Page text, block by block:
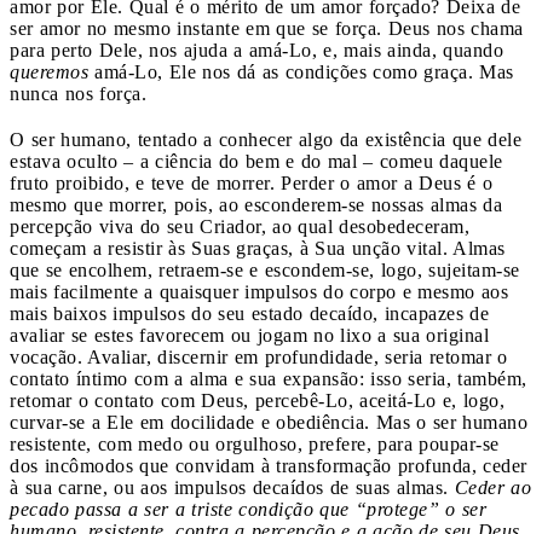
amor por Ele. Qual é o mérito de um amor forçado? Deixa de
ser amor no mesmo instante em que se força. Deus nos chama
para perto Dele, nos ajuda a amá-Lo, e, mais ainda, quando
queremos amá-Lo, Ele nos dá as condições como graça. Mas
nunca nos força.
O ser humano, tentado a conhecer algo da existência que dele
estava oculto – a ciência do bem e do mal – comeu daquele
fruto proibido, e teve de morrer. Perder o amor a Deus é o
mesmo que morrer, pois, ao esconderem-se nossas almas da
percepção viva do seu Criador, ao qual desobedeceram,
começam a resistir às Suas graças, à Sua unção vital. Almas
que se encolhem, retraem-se e escondem-se, logo, sujeitam-se
mais facilmente a quaisquer impulsos do corpo e mesmo aos
mais baixos impulsos do seu estado decaído, incapazes de
avaliar se estes favorecem ou jogam no lixo a sua original
vocação. Avaliar, discernir em profundidade, seria retomar o
contato íntimo com a alma e sua expansão: isso seria, também,
retomar o contato com Deus, percebê-Lo, aceitá-Lo e, logo,
curvar-se a Ele em docilidade e obediência. Mas o ser humano
resistente, com medo ou orgulhoso, prefere, para poupar-se
dos incômodos que convidam à transformação profunda, ceder
à sua carne, ou aos impulsos decaídos de suas almas. Ceder ao
pecado passa a ser a triste condição que “protege” o ser